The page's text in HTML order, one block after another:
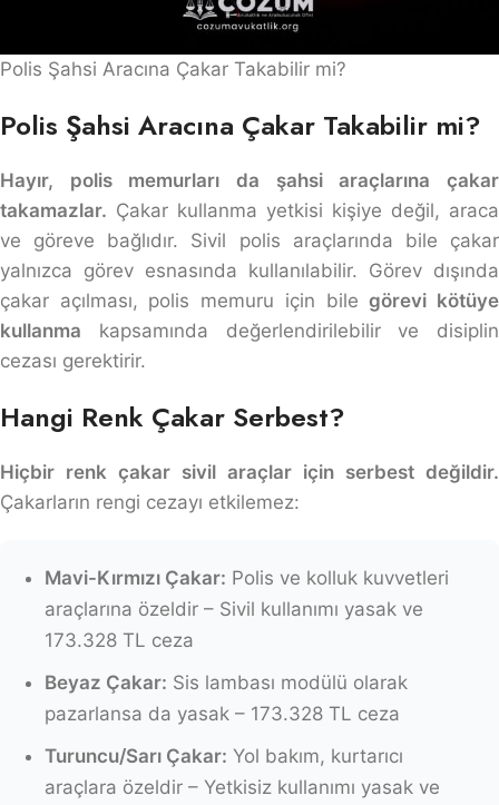
Polis Şahsi Aracına Çakar Takabilir mi?
Polis Şahsi Aracına Çakar Takabilir mi?
Hayır, polis memurları da şahsi araçlarına çakar
takamazlar. Çakar kullanma yetkisi kişiye değil, araca
ve göreve bağlıdır. Sivil polis araçlarında bile çakar
yalnızca görev esnasında kullanılabilir. Görev dışında
çakar açılması, polis memuru için bilegörevi kötüye
kullanma kapsamında değerlendirilebilir ve disiplin
cezası gerektirir.
Hangi Renk Çakar Serbest?
Hiçbir renk çakar sivil araçlar için serbest değildir.
Çakarların rengi cezayı etkilemez:
Mavi-Kırmızı Çakar: Polis ve kolluk kuvvetleri
araçlarına özeldir – Sivil kullanımı yasak ve
173.328 TL ceza
Beyaz Çakar: Sis lambası modülü olarak
pazarlansa da yasak – 173.328 TL ceza
Turuncu/Sarı Çakar: Yol bakım, kurtarıcı
araçlara özeldir – Yetkisiz kullanımı yasak ve